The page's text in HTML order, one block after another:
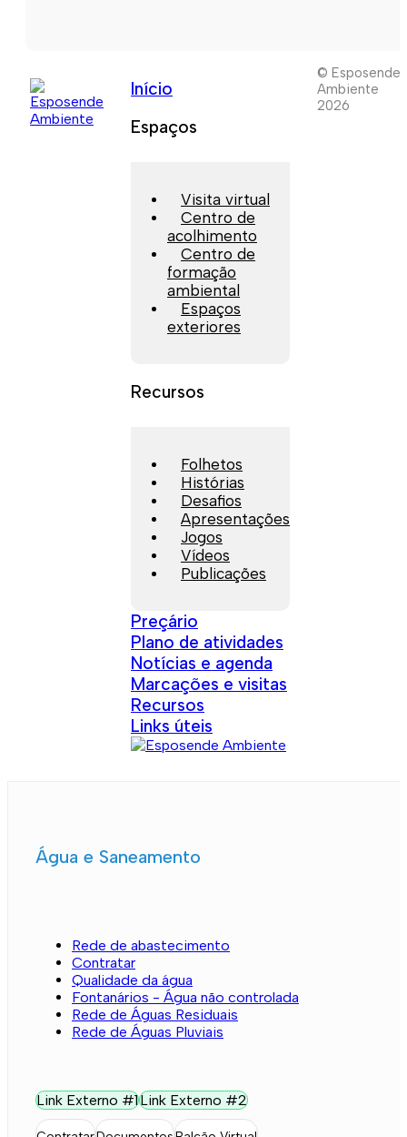
Início
Espaços
Visita virtual
Centro de
acolhimento
Centro de
formação
ambiental
Espaços
exteriores
Recursos
Folhetos
Histórias
Desafios
Apresentações
Jogos
Vídeos
Publicações
Preçário
Plano de atividades
Notícias e agenda
Marcações e visitas
Recursos
Links úteis
© Esposende
Ambiente
2026
Água e Saneamento
Rede de abastecimento
Contratar
Qualidade da água
Fontanários - Água não controlada
Rede de Águas Residuais
Rede de Águas Pluviais
Link Externo #1Link Externo #2